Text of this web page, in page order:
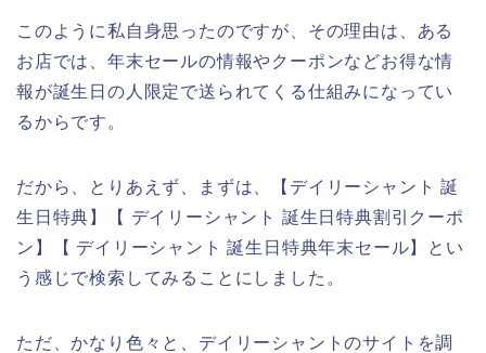
このように私自身思ったのですが、その理由は、ある
お店では、年末セールの情報やクーポンなどお得な情
報が誕生日の人限定で送られてくる仕組みになってい
るからです。
だから、とりあえず、まずは、【デイリーシャント 誕
生日特典】【 デイリーシャント 誕生日特典割引クーポ
ン】【 デイリーシャント 誕生日特典年末セール】とい
う感じで検索してみることにしました。
ただ、かなり色々と、デイリーシャントのサイトを調